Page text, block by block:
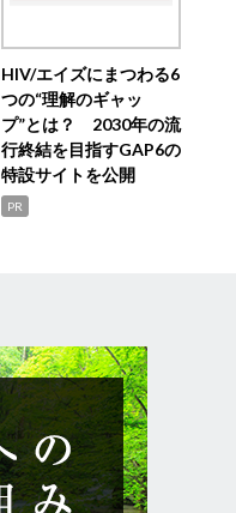
HIV/エイズにまつわる6
つの“理解のギャッ
プ”とは？ 2030年の流
行終結を目指すGAP6の
特設サイトを公開
PR